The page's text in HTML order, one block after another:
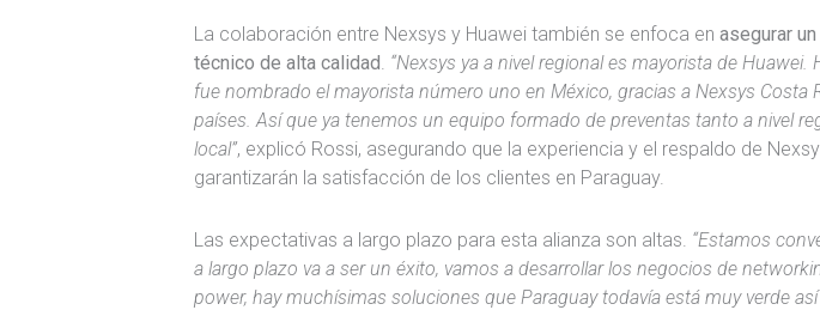
La colaboración entre Nexsys y Huawei también se enfoca en asegurar
técnico de alta calidad. “Nexsys ya a nivel regional es mayorista de Huawei.
fue nombrado el mayorista número uno en México, gracias a Nexsys Costa
países. Así que ya tenemos un equipo formado de preventas tanto a nivel
local”, explicó Rossi, asegurando que la experiencia y el respaldo de
garantizarán la satisfacción de los clientes en Paraguay.
Las expectativas a largo plazo para esta alianza son altas. “Estamos
a largo plazo va a ser un éxito, vamos a desarrollar los negocios de
power, hay muchísimas soluciones que Paraguay todavía está muy verde